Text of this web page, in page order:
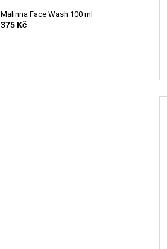
Malinna Face Wash 100 ml
375 Kč